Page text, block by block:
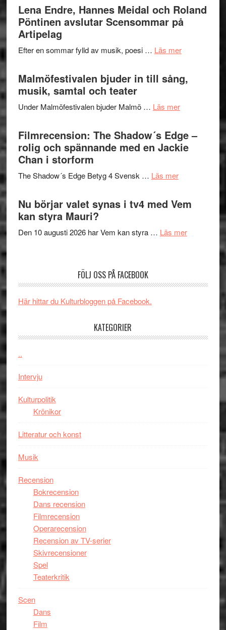
Delvis
bortom
terräng
–
Lena Endre, Hannes Meidal och Roland
Pöntinen avslutar Scensommar på
Artipelag
Efter en sommar fylld av musik, poesi … Läs merom
Hannes
Pöntinen
avslutar
Malmöfestivalen bjuder in till sång,
musik, samtal och teater
Under Malmöfestivalen bjuder Malmö … Läs merom
in
till
och
Filmrecension: The Shadow´s Edge –
rolig och spännande med en Jackie
Chan i storform
The Shadow´s Edge Betyg 4 Svensk … Läs merom
Shadow
Edge
spännande
Nu börjar valet synas i tv4 med Vem
kan styra Mauri?
Den 10 augusti 2026 har Vem kan styra … Läs merom
kan
FÖLJ OSS PÅ FACEBOOK
Här hittar du Kulturbloggen på Facebook.
KATEGORIER
..
Intervju
Kulturpolitik
Krönikor
Litteratur och konst
Musik
Recension
Bokrecension
Dans recension
Filmrecension
Operarecension
Recension av TV-serier
Skivrecensioner
Spel
Teaterkritik
Scen
Dans
Film